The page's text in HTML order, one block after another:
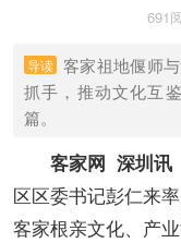
691
导读 客家祖地偃师
抓手，推动文化互
篇。
客家网 深圳讯
区区委书记彭仁来
客家根亲文化、产